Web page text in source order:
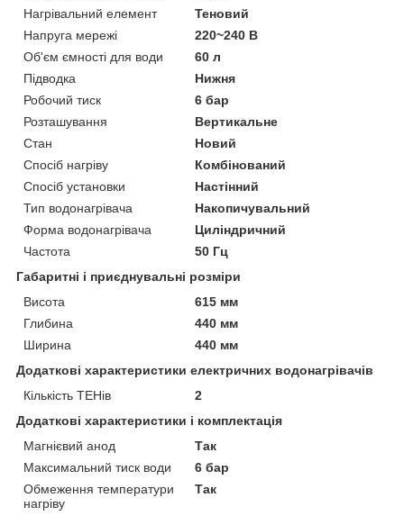
Нагрівальний елемент
Теновий
Напруга мережі
220~240 В
Об'єм ємності для води
60 л
Підводка
Нижня
Робочий тиск
6 бар
Розташування
Вертикальне
Стан
Новий
Спосіб нагріву
Комбінований
Спосіб установки
Настінний
Тип водонагрівача
Накопичувальний
Форма водонагрівача
Циліндричний
Частота
50 Гц
Габаритні і приєднувальні розміри
Висота
615 мм
Глибина
440 мм
Ширина
440 мм
Додаткові характеристики електричних водонагрівачів
Кількість ТЕНів
2
Додаткові характеристики і комплектація
Магнієвий анод
Так
Максимальний тиск води
6 бар
Обмеження температури
нагріву
Так